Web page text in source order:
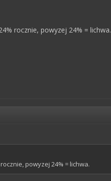
rocznie, powyzej 24% = lichwa.
powyzej 24% = lichwa.